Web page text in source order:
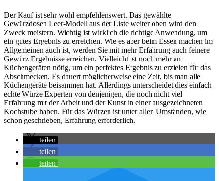
Der Kauf ist sehr wohl empfehlenswert. Das gewählte
Gewürzdosen Leer-Modell aus der Liste weiter oben wird den
Zweck meistern. Wichtig ist wirklich die richtige Anwendung, um
ein gutes Ergebnis zu erreichen. Wie es aber beim Essen machen im
Allgemeinen auch ist, werden Sie mit mehr Erfahrung auch feinere
Gewürz Ergebnisse erreichen. Vielleicht ist noch mehr an
Küchengeräten nötig, um ein perfektes Ergebnis zu erzielen für das
Abschmecken. Es dauert möglicherweise eine Zeit, bis man alle
Küchengeräte beisammen hat. Allerdings unterscheidet dies einfach
echte Würze Experten von denjenigen, die noch nicht viel
Erfahrung mit der Arbeit und der Kunst in einer ausgezeichneten
Kochstube haben. Für das Würzen ist unter allen Umständen, wie
schon geschrieben, Erfahrung erforderlich.
teilen
teilen
teilen